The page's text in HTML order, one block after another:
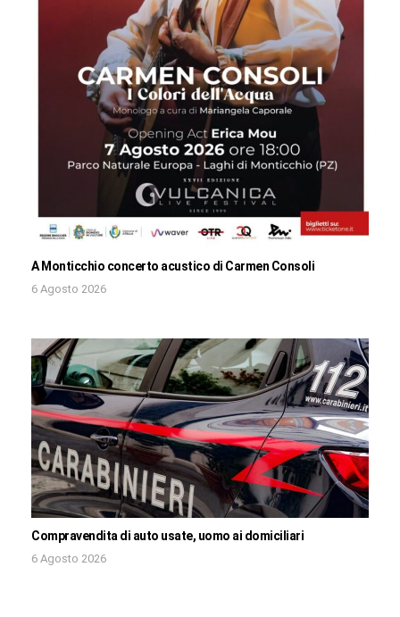
A Monticchio concerto acustico di Carmen Consoli
6 Agosto 2026
Compravendita di auto usate, uomo ai domiciliari
6 Agosto 2026